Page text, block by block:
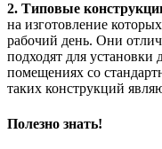
2. Типовые
на изготовление
рабочий день. Они
подходят для установки
помещениях со
таких конструкций
Полезно знать!